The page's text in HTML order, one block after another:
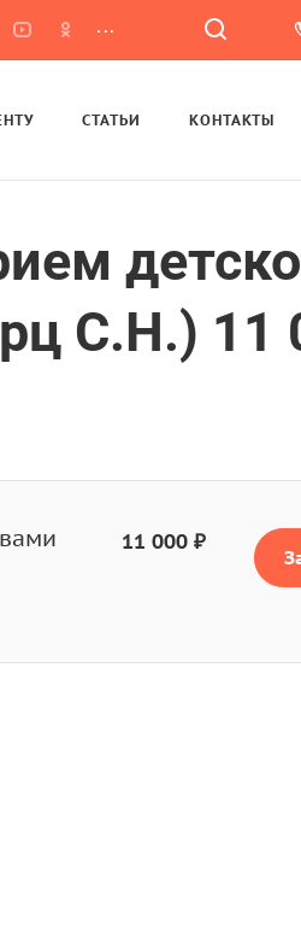
...
СТАТЬИ КОНТАКТЫ
С.Н.) 11
11 000 ₽